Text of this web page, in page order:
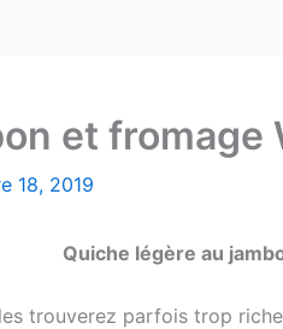
et fromage
18, 2019
Quiche légère au
trouverez parfois trop